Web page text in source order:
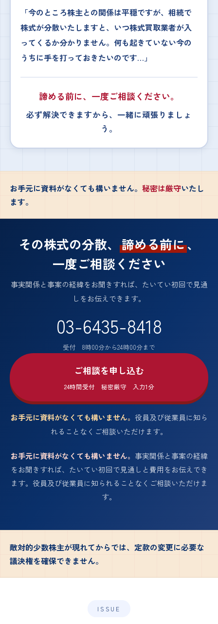
「今のところ株主との関係は平穏ですが、相続で
株式が分散いたしますと、いつ株式買取業者が入
ってくるか分かりません。何も起きていない今の
うちに手を打っておきたいのです…」
諦める前に、一度ご相談ください。
必ず解決できますから、一緒に頑張りましょ
う。
お手元に資料がなくても構いません。 秘密は厳守いたし
ます。
その株式の分散、 諦める前に、
一度ご相談ください
事実関係と事案の経緯をお聞きすれば、たいてい初回で見通
しをお伝えできます。
03-6435-8418
受付 8時00分から24時00分まで
ご相談を申し込む
24時間受付 秘密厳守 入力1分
お手元に資料がなくても構いません。 役員及び従業員に知ら
れることなくご相談いただけます。
お手元に資料がなくても構いません。 事実関係と事案の経緯
をお聞きすれば、たいてい初回で見通しと費用をお伝えでき
ます。役員及び従業員に知られることなくご相談いただけま
す。
敵対的少数株主が現れてからでは、定款の変更に必要な
議決権を確保できません。
ISSUE